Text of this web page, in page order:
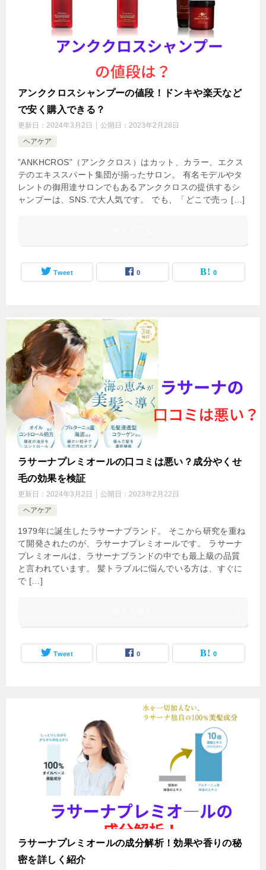
アンククロスシャンプーの値段！ドンキや楽天など
で安く購入できる？
更新日： 2024年3月2日 公開日： 2023年2月28日
ヘアケア
”ANKHCROS”（アンククロス）はカット、カラー、エクス
テのエキススパート集団が揃ったサロン。 有名モデルやタ
レントの御用達サロンでもあるアンククロスの提供するシ
ャンプーは、SNS.で大人気です。 でも、「どこで売っ […]
Tweet 0 0
ラサーナプレミオールの口コミは悪い？成分やくせ
毛の効果を検証
更新日： 2024年3月2日 公開日： 2023年2月22日
ヘアケア
1979年に誕生したラサーナブランド。 そこから研究を重ね
て開発されたのが、ラサーナプレミオールです。 ラサーナ
プレミオールは、ラサーナブランドの中でも最上級の品質
と言われています。 髪トラブルに悩んでいる方は、すぐに
で […]
Tweet 0 0
ラサーナプレミオールの成分解析！効果や香りの秘
密を詳しく紹介